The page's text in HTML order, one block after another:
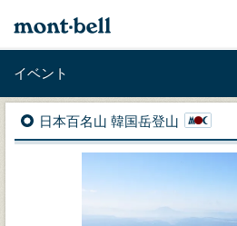
イベント
日本百名山 韓国岳登山